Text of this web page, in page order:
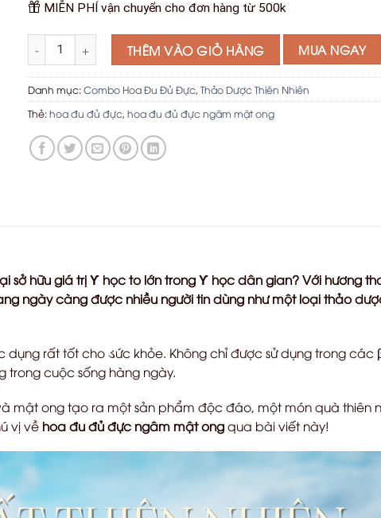
MIỄN PHÍ vận chuyển cho đơn hàng từ 500k
Hoa Đu Đủ Đủ Đực Ngâm Mật Ong 500ml số lượng
THÊM VÀO GIỎ HÀNG MUA NGAY
Danh mục:Combo Hoa Đu Đủ Đực, Thảo Dược Thiên Nhiên
Thẻ:hoa đu đủ đực, hoa đu đủ đực ngâm mật ong
sở hữu giá trị Ƴ học to lớn trong Ƴ học dân gian? Với hương
ngày càng được nhiều người tin dùng như một loại thảo
dụng rất tốt choડức khỏe. Không chỉ được sử dụng trong các
cuộc sống hàng ngày.
mật ong tạo ra một sản phẩm độc đáo, một món quà thiên
vị về hoa đu đủ đực ngâm mật ongqua bài viết này!